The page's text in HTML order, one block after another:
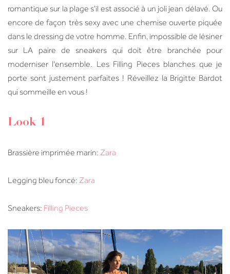
romantique sur la plage s'il est associé à un joli jean délavé. Ou
encore de façon très sexy avec une chemise ouverte piquée
dans le dressing de votre homme. Enfin, impossible de lésiner
sur LA paire de sneakers qui doit être branchée pour
moderniser l'ensemble. Les Filling Pieces blanches que je
porte sont justement parfaites ! Réveillez la Brigitte Bardot
qui sommeille en vous !
Look 1
Brassière imprimée marin: Zara
Legging bleu foncé: Zara
Sneakers: Filling Pieces